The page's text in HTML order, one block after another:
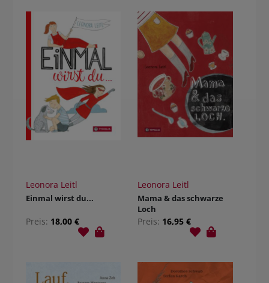
Leonora Leitl
Einmal wirst du...
Preis: 18,00 €
Leonora Leitl
Mama & das schwarze
Loch
Preis: 16,95 €